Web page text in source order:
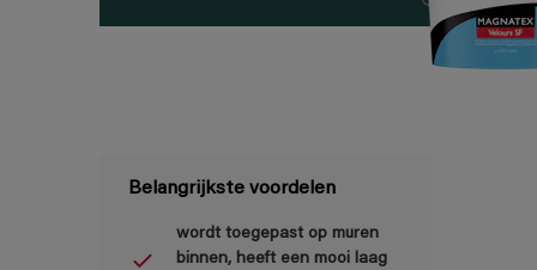
Belangrijkste voordelen
wordt toegepast op muren
binnen, heeft een mooi laag